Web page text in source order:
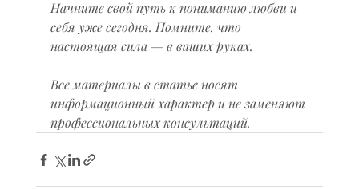
Начните свой путь к пониманию любви и
себя уже сегодня. Помните, что
настоящая сила — в ваших руках.
Все материалы в статье носят
информационный характер и не заменяют
профессиональных консультаций.